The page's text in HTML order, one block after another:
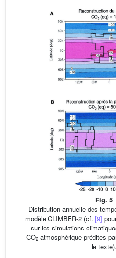
Fig. 5
Distribution annuelle des
modèle CLIMBER-2 (cf. [9]
sur les simulations
CO2 atmosphérique prédites
le texte).